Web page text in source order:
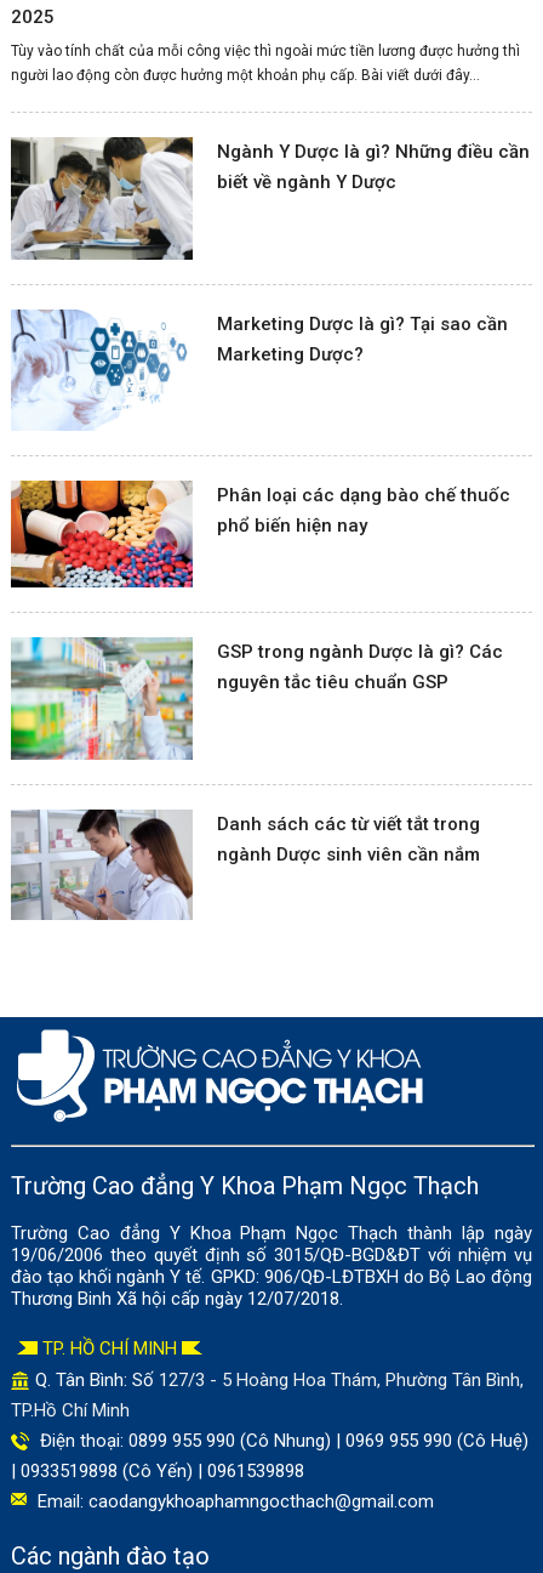
2025
Tùy vào tính chất của mỗi công việc thì ngoài mức tiền lương được hưởng thì
người lao động còn được hưởng một khoản phụ cấp. Bài viết dưới đây...
Ngành Y Dược là gì? Những điều cần
biết về ngành Y Dược
Marketing Dược là gì? Tại sao cần
Marketing Dược?
Phân loại các dạng bào chế thuốc
phổ biến hiện nay
GSP trong ngành Dược là gì? Các
nguyên tắc tiêu chuẩn GSP
Danh sách các từ viết tắt trong
ngành Dược sinh viên cần nắm
Trường Cao đẳng Y Khoa Phạm Ngọc Thạch
Trường Cao đẳng Y Khoa Phạm Ngọc Thạch thành lập ngày
19/06/2006 theo quyết định số 3015/QĐ-BGD&ĐT với nhiệm vụ
đào tạo khối ngành Y tế. GPKD: 906/QĐ-LĐTBXH do Bộ Lao động
Thương Binh Xã hội cấp ngày 12/07/2018.
TP. HỒ CHÍ MINH
Q. Tân Bình: Số 127/3 - 5 Hoàng Hoa Thám, Phường Tân Bình,
TP.Hồ Chí Minh
Điện thoại: 0899 955 990 (Cô Nhung) | 0969 955 990 (Cô Huệ)
| 0933519898 (Cô Yến) | 0961539898
Email: caodangykhoaphamngocthach@gmail.com
Các ngành đào tạo